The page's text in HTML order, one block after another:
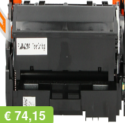
€ 74,15